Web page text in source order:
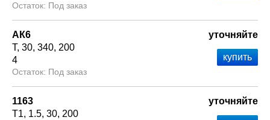
Под заказ
АК6
Т 30 340 200
4
Под заказ
уточняйте
1163
Т1 1.5 30 200
уточняйте